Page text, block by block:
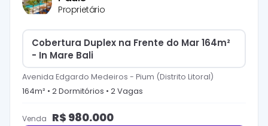
Proprietário
Cobertura Duplex na Frente do Mar 164m²
- In Mare Bali
Avenida Edgardo Medeiros - Pium (Distrito Litoral)
164m² • 2Dormitórios • 2Vagas
Venda R$ 980.000